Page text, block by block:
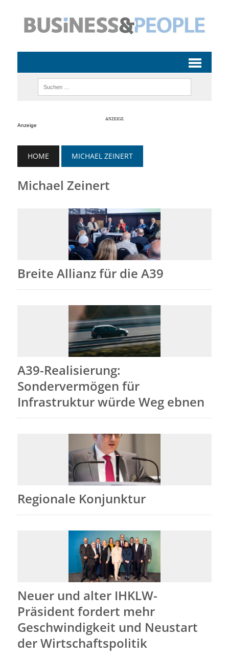
Anzeige
HOME MICHAEL ZEINERT
Michael Zeinert
Breite Allianz für die A39
A39-Realisierung:
Sondervermögen für
Infrastruktur würde Weg ebnen
Regionale Konjunktur
Neuer und alter IHKLW-
Präsident fordert mehr
Geschwindigkeit und Neustart
der Wirtschaftspolitik